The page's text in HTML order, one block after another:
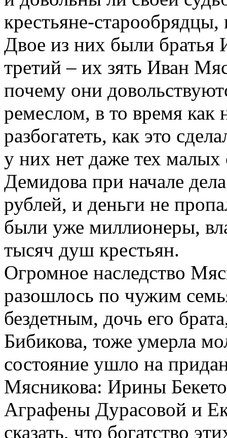
крестьяне-
Двое из них были
третий – их зять Иван
почему они
ремеслом, в то время
разбогатеть, как это
у них нет даже тех малых
Демидова при начале
рублей, и деньги не
были уже миллионеры,
тысяч душ крестьян.
Огромное наследство
разошлось по чужим
бездетным, дочь его
Бибикова, тоже умерла
состояние ушло на
Мясникова: Ирины
Аграфены Дурасовой и
сказать, что богатство